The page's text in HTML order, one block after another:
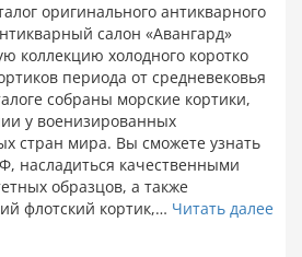
оригинального антикварного
салон «Авангард»
коллекцию холодного коротко
периода от средневековья
собраны морские кортики,
у военизированных
стран мира. Вы сможете узнать
насладиться качественными
образцов, а также
флотский кортик,… Читать далее